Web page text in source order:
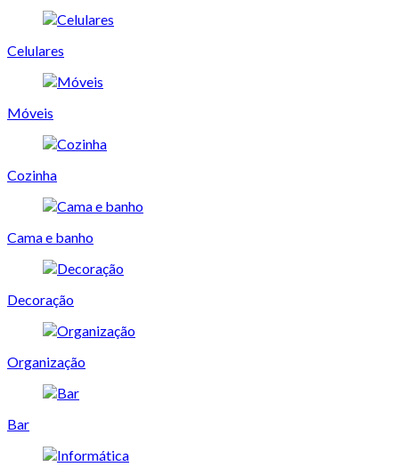
Celulares
Móveis
Cozinha
Cama e banho
Decoração
Organização
Bar